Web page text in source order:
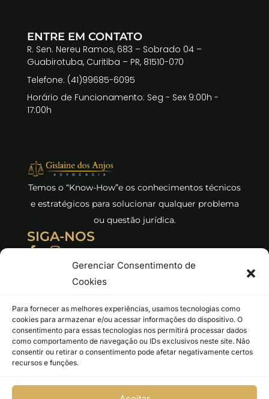
Gerenciar Consentimento de
Cookies
Para fornecer as melhores experiências, usamos tecnologias como
cookies para armazenar e/ou acessar informações do dispositivo. O
consentimento para essas tecnologias nos permitirá processar dados
como comportamento de navegação ou IDs exclusivos neste site. Não
consentir ou retirar o consentimento pode afetar negativamente certos
recursos e funções.
Temos o “Know-How”e os conhecimentos técnicos
e estratégicos para solucionar qualquer problema
ou questão jurídica.
SIGA-NOS
F
o
o
k
-
f
I
r
a
m
ENTRE EM CONTATO
R. Sen. Nereu Ramos, 683 – Sobrado 04 –
Guabirotuba, Curitiba – PR, 81510-070
Telefone: (41)99685-6095
Horário de Funcionamento: Seg - Sex 9:00h -
17:00h
Este site não faz parte do Google nem do Facebook ou do Facebook
Inc. Além disso, não oferecemos nenhum tipo de serviço oficial do
governo, NÃO praticamos fraude, não somos uma empresa que
vende criptoativos ou qualquer outro serviço. Essa empresa trabalha